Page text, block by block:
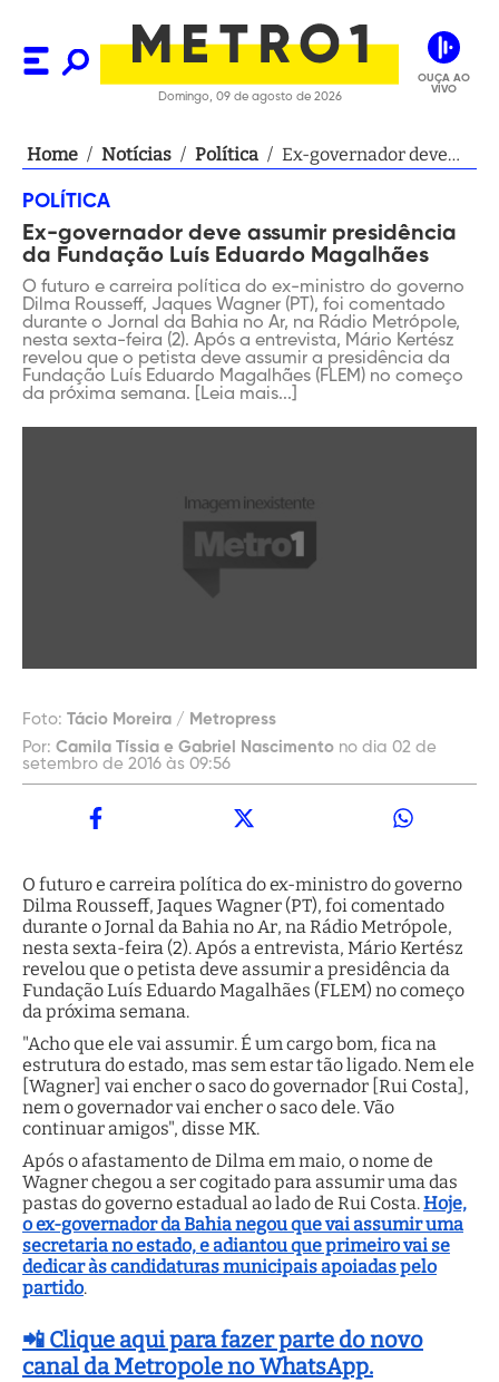
Domingo, 09 de agosto de 2026
OUÇA AO
VIVO
Home / Notícias / Política / Ex-governador deve
Eduardo Magalhães
POLÍTICA
Ex-governador deve assumir presidência
da Fundação Luís Eduardo Magalhães
O futuro e carreira política do ex-ministro do governo
Dilma Rousseff, Jaques Wagner (PT), foi comentado
durante o Jornal da Bahia no Ar, na Rádio Metrópole,
nesta sexta-feira (2). Após a entrevista, Mário Kertész
revelou que o petista deve assumir a presidência da
Fundação Luís Eduardo Magalhães (FLEM) no começo
da próxima semana. [Leia mais...]
Foto: Tácio Moreira / Metropress
Por: Camila Tíssia e Gabriel Nascimento no dia 02 de
setembro de 2016 às 09:56
O futuro e carreira política do ex-ministro do governo
Dilma Rousseff, Jaques Wagner (PT), foi comentado
durante o Jornal da Bahia no Ar, na Rádio Metrópole,
nesta sexta-feira (2). Após a entrevista, Mário Kertész
revelou que o petista deve assumir a presidência da
Fundação Luís Eduardo Magalhães (FLEM) no começo
da próxima semana.
"Acho que ele vai assumir. É um cargo bom, fica na
estrutura do estado, mas sem estar tão ligado. Nem ele
[Wagner] vai encher o saco do governador [Rui Costa],
nem o governador vai encher o saco dele. Vão
continuar amigos", disse MK.
Após o afastamento de Dilma em maio, o nome de
Wagner chegou a ser cogitado para assumir uma das
pastas do governo estadual ao lado de Rui Costa.Hoje,
o ex-governador da Bahia negou que vai assumir uma
secretaria no estado, e adiantou que primeiro vai se
dedicar às candidaturas municipais apoiadas pelo
partido.
📲 Clique aqui para fazer parte do novo
canal da Metropole no WhatsApp.